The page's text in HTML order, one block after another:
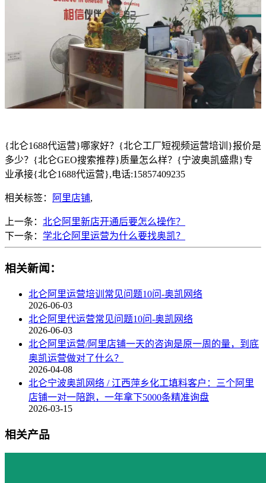
{北仑1688代运营}哪家好？{北仑工厂短视频运营培训}报价是
多少？{北仑GEO搜索推荐}质量怎么样？{宁波奥凯盛鼎}专
业承接{北仑1688代运营},电话:15857409235
相关标签： 阿里店铺,
上一条： 北仑阿里新店开通后要怎么操作？
下一条： 学北仑阿里运营为什么要找奥凯？
相关新闻：
北仑阿里运营培训常见问题10问-奥凯网络
2026-06-03
北仑阿里代运营常见问题10问-奥凯网络
2026-06-03
北仑阿里运营/阿里店铺一天的咨询是原一周的量，到底
奥凯运营做对了什么？
2026-04-08
北仑宁波奥凯网络 / 江西萍乡化工填料客户：三个阿里
店铺一对一陪跑，一年拿下5000条精准询盘
2026-03-15
相关产品